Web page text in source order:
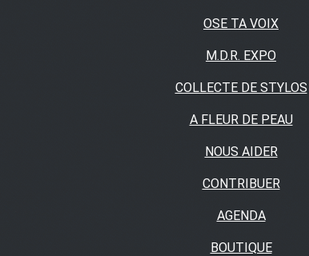
OSE TA VOIX
M.D.R. EXPO
COLLECTE DE STYLOS
A FLEUR DE PEAU
NOUS AIDER
CONTRIBUER
AGENDA
BOUTIQUE